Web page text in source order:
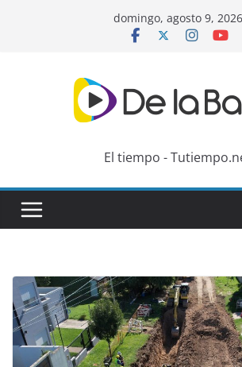
domingo, agosto 9, 2026
El tiempo -